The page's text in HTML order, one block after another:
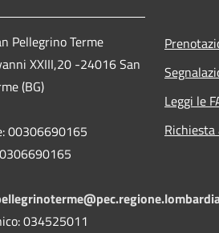
Pellegrino Terme
XXIII,20 -24016 San
(BG)
00306690165
034525011
Leggi le